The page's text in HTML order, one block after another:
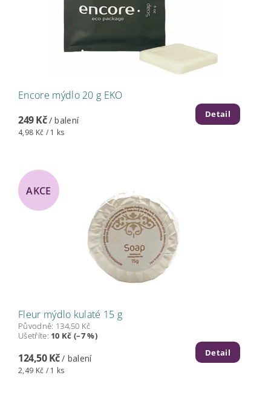
Encore mýdlo 20 g EKO
249 Kč/ balení
4,98 Kč / 1 ks
Detail
AKCE
Fleur mýdlo kulaté 15 g
Původně: 134,50 Kč
Ušetříte: 10 Kč (–7 %)
124,50 Kč/ balení
2,49 Kč / 1 ks
Detail